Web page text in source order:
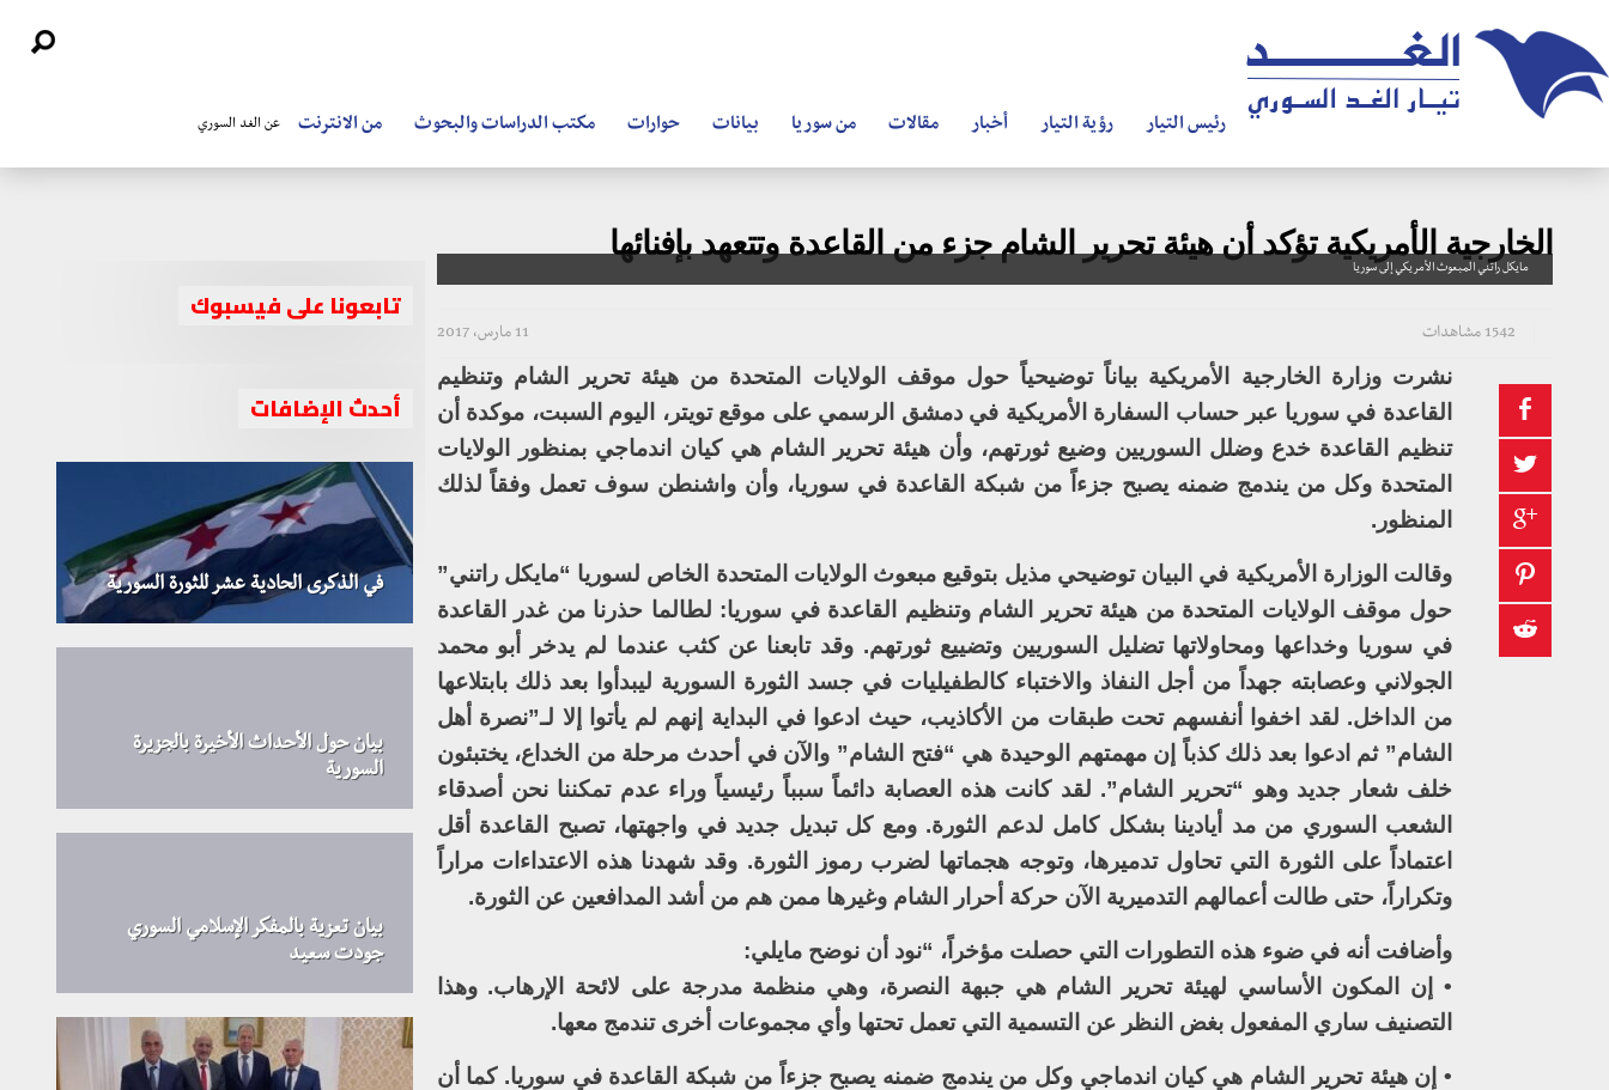
رئيس التيار رؤية التيار أخبار مقالات من سوريا بيانات حوارات مكتب الدراسات والبحوث من الانترنت عن الغد السوري
الخارجية الأمريكية تؤكد أن هيئة تحرير الشام جزء من القاعدة وتتعهد بإفنائها
مايكل راتني المبعوث الأمريكي إلى سوريا
11 مارس، 2017 1542 مشاهدات
نشرت وزارة الخارجية الأمريكية بياناً توضيحياً حول موقف الولايات المتحدة من هيئة تحرير الشام وتنظيم
القاعدة في سوريا عبر حساب السفارة الأمريكية في دمشق الرسمي على موقع تويتر، اليوم السبت، موكدة أن
تنظيم القاعدة خدع وضلل السوريين وضيع ثورتهم، وأن هيئة تحرير الشام هي كيان اندماجي بمنظور الولايات
المتحدة وكل من يندمج ضمنه يصبح جزءاً من شبكة القاعدة في سوريا، وأن واشنطن سوف تعمل وفقاً لذلك
المنظور.
وقالت الوزارة الأمريكية في البيان توضيحي مذيل بتوقيع مبعوث الولايات المتحدة الخاص لسوريا “مايكل راتني”
حول موقف الولايات المتحدة من هيئة تحرير الشام وتنظيم القاعدة في سوريا: لطالما حذرنا من غدر القاعدة
في سوريا وخداعها ومحاولاتها تضليل السوريين وتضييع ثورتهم. وقد تابعنا عن كثب عندما لم يدخر أبو محمد
الجولاني وعصابته جهداً من أجل النفاذ والاختباء كالطفيليات في جسد الثورة السورية ليبدأوا بعد ذلك بابتلاعها
من الداخل. لقد اخفوا أنفسهم تحت طبقات من الأكاذيب، حيث ادعوا في البداية إنهم لم يأتوا إلا لـ”نصرة أهل
الشام” ثم ادعوا بعد ذلك كذباً إن مهمتهم الوحيدة هي “فتح الشام” والآن في أحدث مرحلة من الخداع، يختبئون
خلف شعار جديد وهو “تحرير الشام”. لقد كانت هذه العصابة دائماً سبباً رئيسياً وراء عدم تمكننا نحن أصدقاء
الشعب السوري من مد أيادينا بشكل كامل لدعم الثورة. ومع كل تبديل جديد في واجهتها، تصبح القاعدة أقل
اعتماداً على الثورة التي تحاول تدميرها، وتوجه هجماتها لضرب رموز الثورة. وقد شهدنا هذه الاعتداءات مراراً
وتكراراً، حتى طالت أعمالهم التدميرية الآن حركة أحرار الشام وغيرها ممن هم من أشد المدافعين عن الثورة.
وأضافت أنه في ضوء هذه التطورات التي حصلت مؤخراً، “نود أن نوضح مايلي:
• إن المكون الأساسي لهيئة تحرير الشام هي جبهة النصرة، وهي منظمة مدرجة على لائحة الإرهاب. وهذا
التصنيف ساري المفعول بغض النظر عن التسمية التي تعمل تحتها وأي مجموعات أخرى تندمج معها.
• إن هيئة تحرير الشام هي كيان اندماجي وكل من يندمج ضمنه يصبح جزءاً من شبكة القاعدة في سوريا. كما أن
تابعونا على فيسبوك
أحدث الإضافات
في الذكرى الحادية عشر للثورة السورية
بيان حول الأحداث الأخيرة بالجزيرة
السورية
بيان تعزية بالمفكر الإسلامي السوري
جودت سعيد